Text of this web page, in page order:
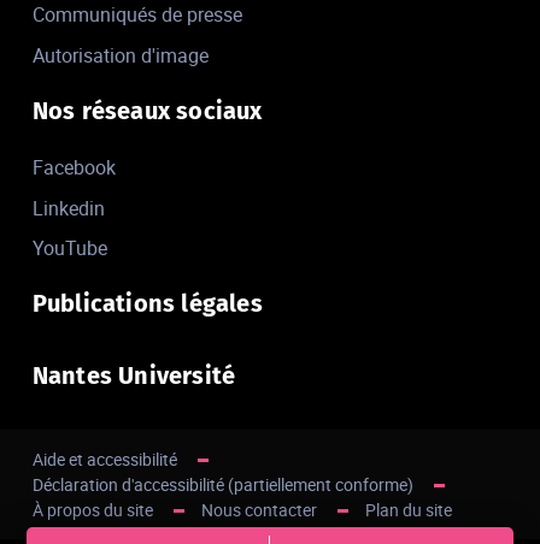
Communiqués de presse
Autorisation d'image
Nos réseaux sociaux
Facebook
Linkedin
YouTube
Publications légales
Nantes Université
Aide et accessibilité
Déclaration d'accessibilité (partiellement conforme)
À propos du site
Nous contacter Plan du site